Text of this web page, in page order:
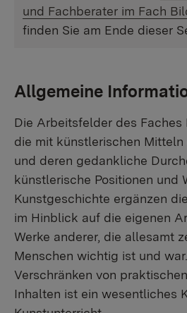
und Fachberater im Fach
finden Sie am Ende dieser
Allgemeine
Die Arbeitsfelder des Faches
die mit künstlerischen
und deren gedankliche
künstlerische Positionen und
Kunstgeschichte ergänzen
im Hinblick auf die eigenen
Werke anderer, die allesamt
Menschen wichtig ist und
Verschränken von
Inhalten ist ein wesentliches